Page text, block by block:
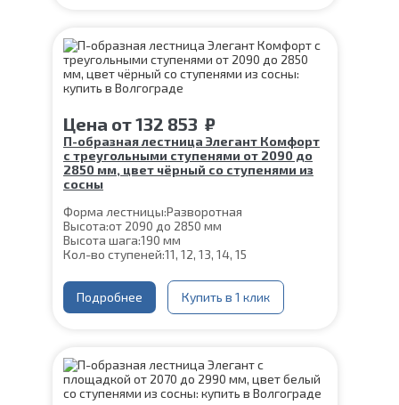
Угол наклона:39°
Срок гарантии (на металлокаркас):25 лет
Цена от132 853 ₽
П-образная лестница Элегант Комфорт
с треугольными ступенями от 2090 до
2850 мм, цвет чёрный со ступенями из
сосны
Форма лестницы:Разворотная
Высота:от 2090 до 2850 мм
Высота шага:190 мм
Кол-во ступеней:11, 12, 13, 14, 15
Глубина ступени:
300 мм
Материал каркаса:
Сталь
Материал ступеней:Сосна
Угол наклона:39°
Срок гарантии (на металлокаркас):25 лет
Подробнее Купить в 1 клик